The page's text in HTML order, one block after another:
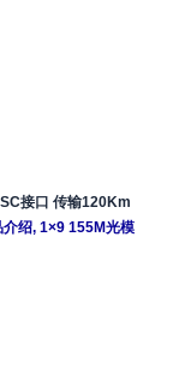
接口 传输120Km
介绍, 1×9 155M光模